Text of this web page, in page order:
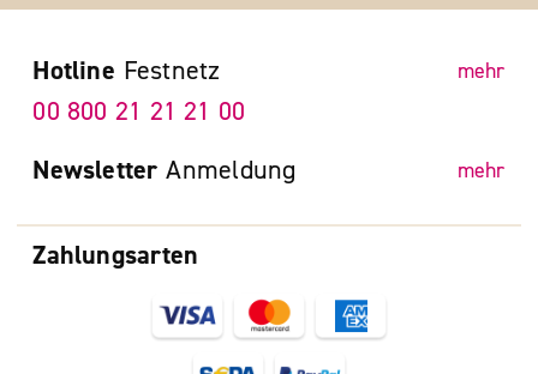
Zahlungsarten
Hotline Festnetz mehr
00 800 21 21 21 00
Newsletter Anmeldung mehr